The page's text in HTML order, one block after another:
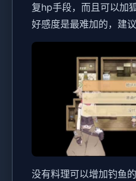
复hp手段，而且可以加
好感度是最难加的，建议
没有料理可以增加钓鱼